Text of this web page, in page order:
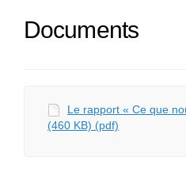
Documents
Le rapport « Ce que
(460 KB) (pdf)